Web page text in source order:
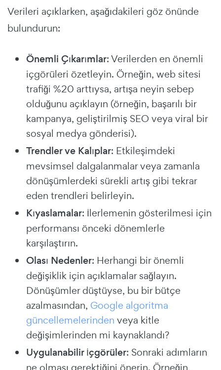
Verileri açıklarken, aşağıdakileri göz önünde
bulundurun:
Önemli Çıkarımlar: Verilerden en önemli
içgörüleri özetleyin. Örneğin, web sitesi
trafiği %20 arttıysa, artışa neyin sebep
olduğunu açıklayın (örneğin, başarılı bir
kampanya, geliştirilmiş SEO veya viral bir
sosyal medya gönderisi).
Trendler ve Kalıplar: Etkileşimdeki
mevsimsel dalgalanmalar veya zamanla
dönüşümlerdeki sürekli artış gibi tekrar
eden trendleri belirleyin.
Kıyaslamalar: İlerlemenin gösterilmesi için
performansı önceki dönemlerle
karşılaştırın.
Olası Nedenler: Herhangi bir önemli
değişiklik için açıklamalar sağlayın.
Dönüşümler düştüyse, bu bir bütçe
azalmasından, Google algoritma
güncellemelerinden veya kitle
değişimlerinden mi kaynaklandı?
Uygulanabilir İçgörüler: Sonraki adımların
ne olması gerektiğini önerin. Örneğin,